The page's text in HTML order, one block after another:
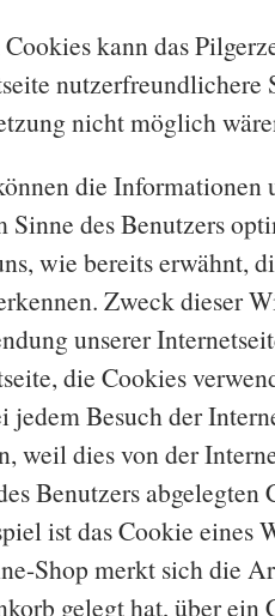
kann das
nutzerfreundlichere
nicht möglich
die Informationen
Sinne des Benutzers
wie bereits erwähnt,
Zweck dieser
unserer
die Cookies
jedem Besuch der
weil dies von der
Benutzers
ist das Cookie eines
Shop merkt sich die
gelegt hat, über ein